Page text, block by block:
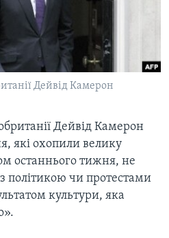
Дейвід Камерон
Дейвід Камерон
які охопили велику
останнього тижня, не
політикою чи протестами
культури, яка